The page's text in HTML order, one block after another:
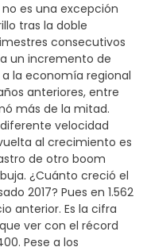
es una excepción
tras la doble
consecutivos
un incremento de
la economía regional
anteriores, entre
más de la mitad.
velocidad
al crecimiento es
de otro boom
¿Cuánto creció el
2017? Pues en 1.562
anterior. Es la cifra
ver con el récord
Pese a los